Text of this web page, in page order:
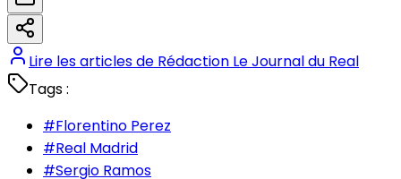
Lire les articles de Rédaction Le Journal du Real
Tags :
#Florentino Perez
#Real Madrid
#Sergio Ramos